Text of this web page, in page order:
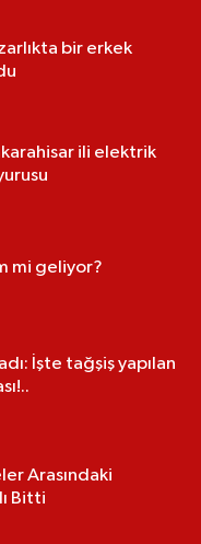
bir erkek
ili elektrik
mi geliyor?
İşte tağşiş yapılan
Arasındaki
Bitti